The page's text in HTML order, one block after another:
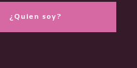
¿Quien soy?